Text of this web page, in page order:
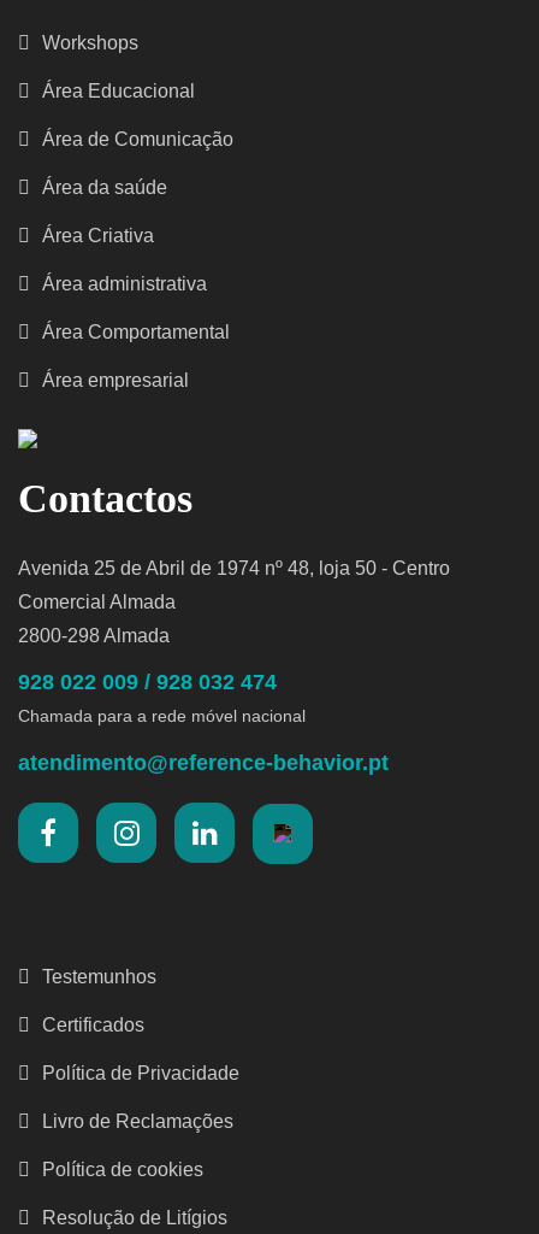
Workshops
Área Educacional
Área de Comunicação
Área da saúde
Área Criativa
Área administrativa
Área Comportamental
Área empresarial
Contactos
Avenida 25 de Abril de 1974 nº 48, loja 50 - Centro
Comercial Almada
2800-298 Almada
928 022 009 / 928 032 474
Chamada para a rede móvel nacional
atendimento@reference-behavior.pt
Testemunhos
Certificados
Política de Privacidade
Livro de Reclamações
Política de cookies
Resolução de Litígios